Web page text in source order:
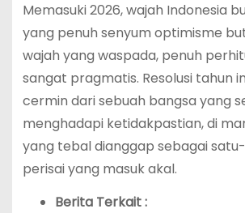
Memasuki 2026, wajah Indonesia
yang penuh senyum optimisme
wajah yang waspada, penuh
sangat pragmatis. Resolusi tahun
cermin dari sebuah bangsa yang
menghadapi ketidakpastian, di
yang tebal dianggap sebagai
perisai yang masuk akal.
Berita Terkait :